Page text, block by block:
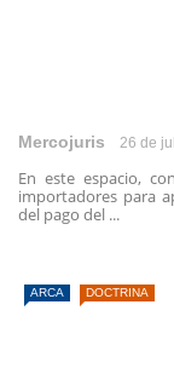
Mercojuris 26 de
En este espacio,
importadores para
del pago del ...
ARCA DOCTRINA